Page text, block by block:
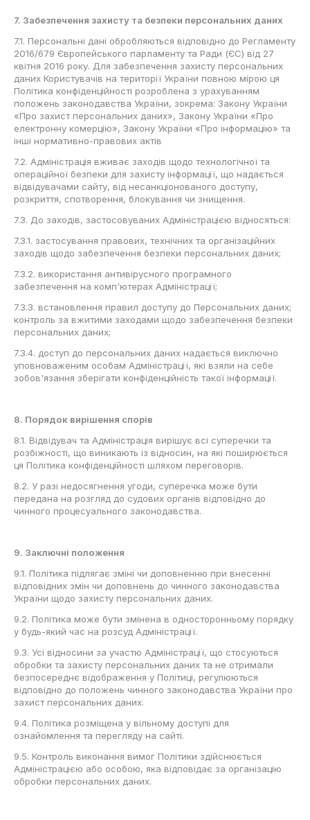
7. Забезпечення захисту та безпеки персональних даних
7.1. Персональні дані обробляються відповідно до Регламенту
2016/679 Європейського парламенту та Ради (ЄС) від 27
квітня 2016 року. Для забезпечення захисту персональних
даних Користувачів на території України повною мірою ця
Політика конфіденційності розроблена з урахуванням
положень законодавства України, зокрема: Закону України
«Про захист персональних даних», Закону України «Про
електронну комерцію», Закону України «Про інформацію» та
інші нормативно-правових актів
7.2. Адміністрація вживає заходів щодо технологічної та
операційної безпеки для захисту інформації, що надається
відвідувачами сайту, від несанкціонованого доступу,
розкриття, спотворення, блокування чи знищення.
7.3. До заходів, застосовуваних Адміністрацією відносяться:
7.3.1. застосування правових, технічних та організаційних
заходів щодо забезпечення безпеки персональних даних;
7.3.2. використання антивірусного програмного
забезпечення на комп'ютерах Адміністрації;
7.3.3. встановлення правил доступу до Персональних даних;
контроль за вжитими заходами щодо забезпечення безпеки
персональних даних;
7.3.4. доступ до персональних даних надається виключно
уповноваженим особам Адміністрації, які взяли на себе
зобов'язання зберігати конфіденційність такої інформації.
8. Порядок вирішення спорів
8.1. Відвідувач та Адміністрація вирішує всі суперечки та
розбіжності, що виникають із відносин, на які поширюється
ця Політика конфіденційності шляхом переговорів.
8.2. У разі недосягнення угоди, суперечка може бути
передана на розгляд до судових органів відповідно до
чинного процесуального законодавства.
9. Заключні положення
9.1. Політика підлягає зміні чи доповненню при внесенні
відповідних змін чи доповнень до чинного законодавства
України щодо захисту персональних даних.
9.2. Політика може бути змінена в односторонньому порядку
у будь-який час на розсуд Адміністрації.
9.3. Усі відносини за участю Адміністрації, що стосуються
обробки та захисту персональних даних та не отримали
безпосереднє відображення у Політиці, регулюються
відповідно до положень чинного законодавства України про
захист персональних даних.
9.4. Політика розміщена у вільному доступі для
ознайомлення та перегляду на сайті.
9.5. Контроль виконання вимог Політики здійснюється
Адміністрацією або особою, яка відповідає за організацію
обробки персональних даних.